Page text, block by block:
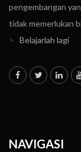
pengembangan
tidak memerlukan
>
Belajarlah lagi
NAVIGASI